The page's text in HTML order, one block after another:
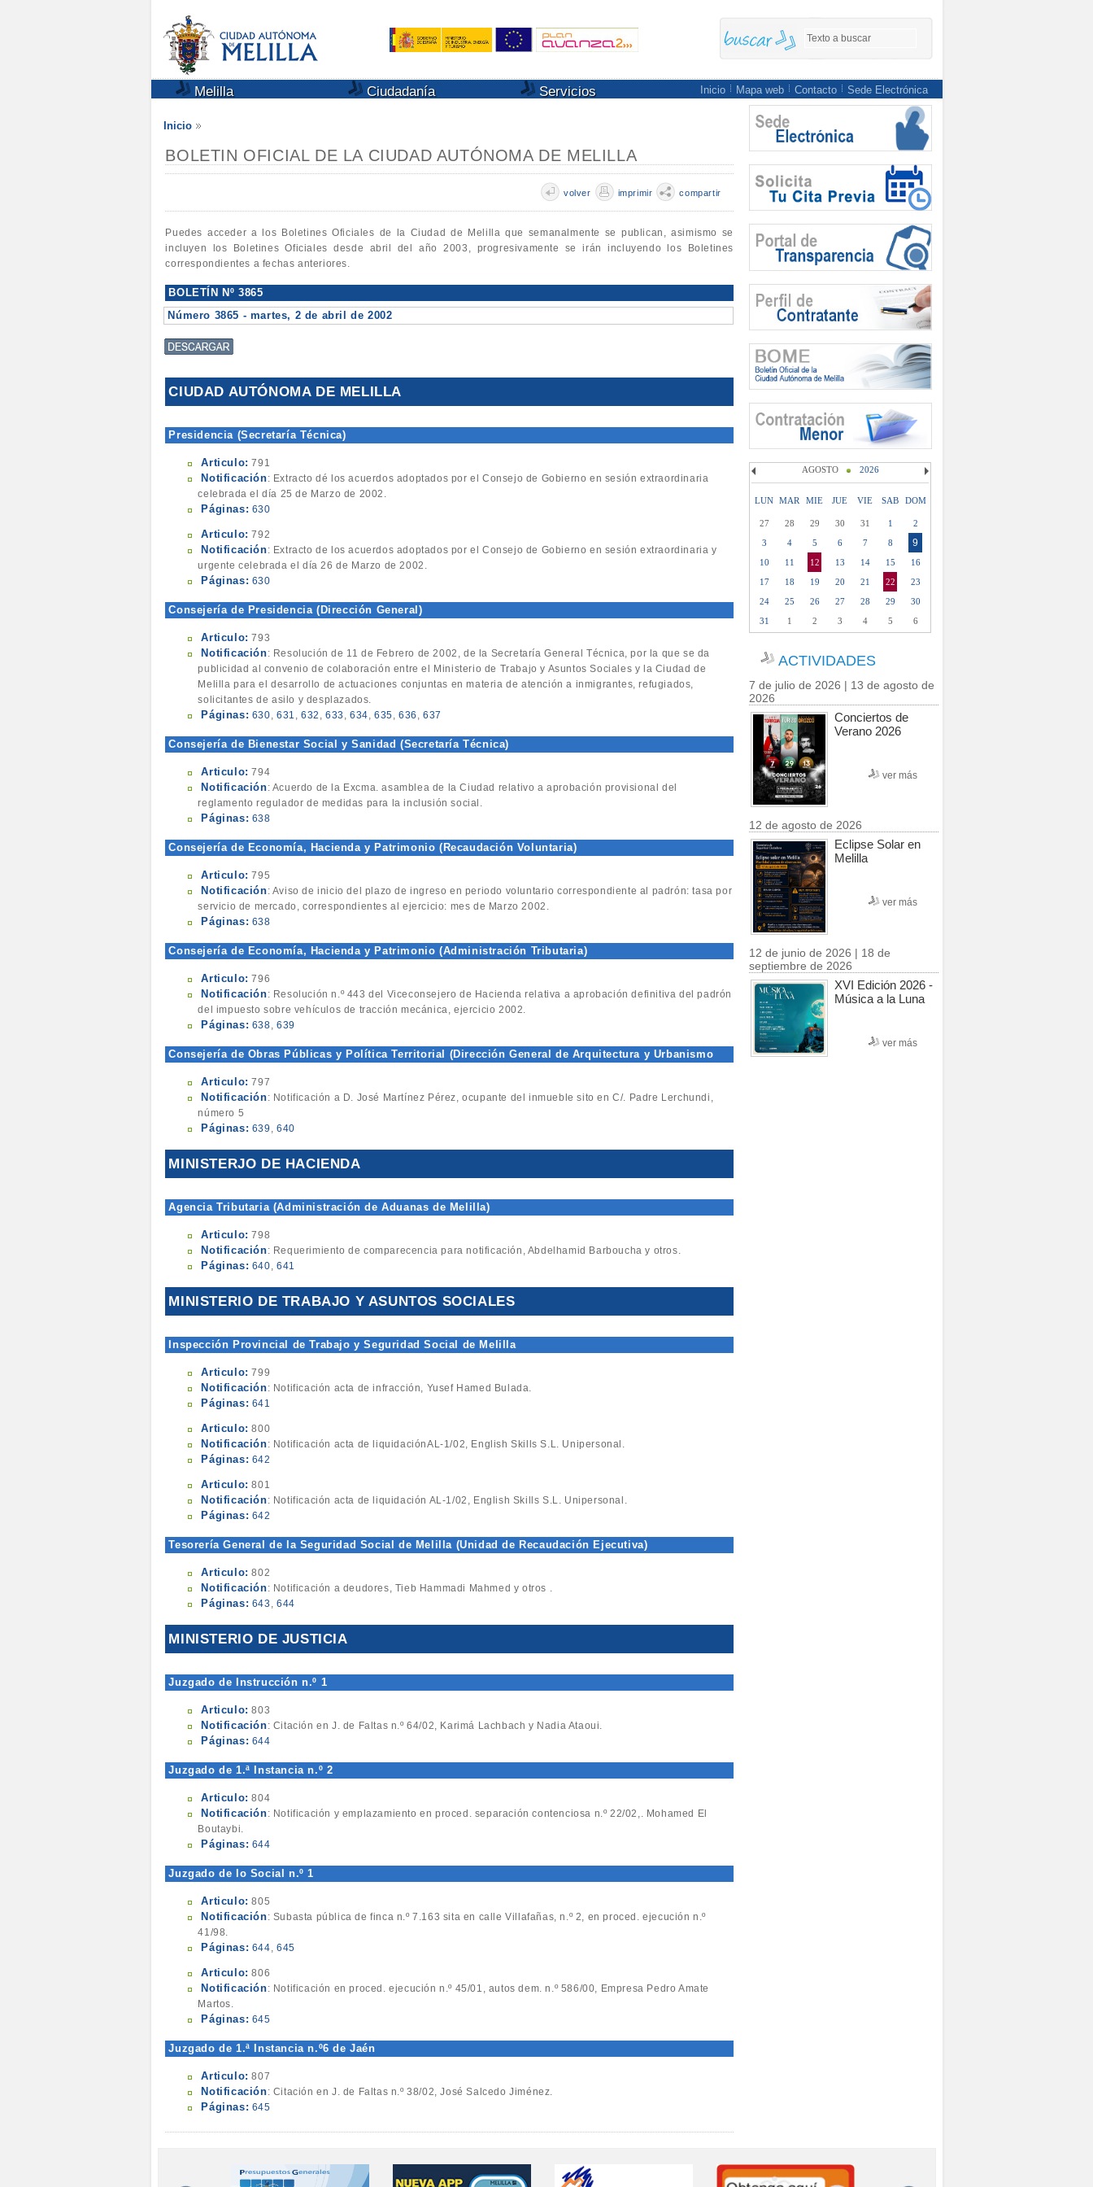
Melilla Ciudadanía Servicios Inicio Mapa web Contacto Sede Electrónica
Inicio
BOLETIN OFICIAL DE LA CIUDAD AUTÓNOMA DE MELILLA
volver imprimir compartir
Puedes acceder a los Boletines Oficiales de la Ciudad de Melilla que semanalmente se publican, asimismo se
incluyen los Boletines Oficiales desde abril del año 2003, progresivamente se irán incluyendo los Boletines
correspondientes a fechas anteriores.
BOLETÍN Nº 3865
Número 3865 - martes, 2 de abril de 2002
CIUDAD AUTÓNOMA DE MELILLA
Presidencia (Secretaría Técnica)
Articulo: 791
Notificación: Extracto dé los acuerdos adoptados por el Consejo de Gobierno en sesión extraordinaria
celebrada el día 25 de Marzo de 2002.
Páginas: 630
Articulo: 792
Notificación: Extracto de los acuerdos adoptados por el Consejo de Gobierno en sesión extraordinaria y
urgente celebrada el día 26 de Marzo de 2002.
Páginas: 630
Consejería de Presidencia (Dirección General)
Articulo: 793
Notificación: Resolución de 11 de Febrero de 2002, de la Secretaría General Técnica, por la que se da
publicidad al convenio de colaboración entre el Ministerio de Trabajo y Asuntos Sociales y la Ciudad de
Melilla para el desarrollo de actuaciones conjuntas en materia de atención a inmigrantes, refugiados,
solicitantes de asilo y desplazados.
Páginas: 630, 631 , 632 , 633 , 634, 635, 636 , 637
Consejería de Bienestar Social y Sanidad (Secretaría Técnica)
Articulo: 794
Notificación: Acuerdo de la Excma. asamblea de la Ciudad relativo a aprobación provisional del
reglamento regulador de medidas para la inclusión social.
Páginas: 638
Consejería de Economía, Hacienda y Patrimonio (Recaudación Voluntaria)
Articulo: 795
Notificación: Aviso de inicio del plazo de ingreso en periodo voluntario correspondiente al padrón: tasa por
servicio de mercado, correspondientes al ejercicio: mes de Marzo 2002.
Páginas: 638
Consejería de Economía, Hacienda y Patrimonio (Administración Tributaria)
Articulo: 796
Notificación: Resolución n.º 443 del Viceconsejero de Hacienda relativa a aprobación definitiva del padrón
del impuesto sobre vehículos de tracción mecánica, ejercicio 2002.
Páginas: 638, 639
Consejería de Obras Públicas y Política Territorial (Dirección General de Arquitectura y Urbanismo
Articulo: 797
Notificación: Notificación a D. José Martínez Pérez, ocupante del inmueble sito en C/. Padre Lerchundi,
número 5
Páginas: 639 , 640
MINISTERJO DE HACIENDA
Agencia Tributaria (Administración de Aduanas de Melilla)
Articulo: 798
Notificación: Requerimiento de comparecencia para notificación, Abdelhamid Barboucha y otros.
Páginas: 640, 641
MINISTERIO DE TRABAJO Y ASUNTOS SOCIALES
Inspección Provincial de Trabajo y Seguridad Social de Melilla
Articulo: 799
Notificación: Notificación acta de infracción, Yusef Hamed Bulada.
Páginas: 641
Articulo: 800
Notificación: Notificación acta de liquidaciónAL-1/02, English Skills S.L. Unipersonal.
Páginas: 642
Articulo: 801
Notificación: Notificación acta de liquidación AL-1/02, English Skills S.L. Unipersonal.
Páginas: 642
Tesorería General de la Seguridad Social de Melilla (Unidad de Recaudación Ejecutiva)
Articulo: 802
Notificación: Notificación a deudores, Tieb Hammadi Mahmed y otros .
Páginas: 643 , 644
MINISTERIO DE JUSTICIA
Juzgado de Instrucción n.º 1
Articulo: 803
Notificación: Citación en J. de Faltas n.º 64/02, Karimá Lachbach y Nadia Ataoui.
Páginas: 644
Juzgado de 1.ª Instancia n.º 2
Articulo: 804
Notificación: Notificación y emplazamiento en proced. separación contenciosa n.º 22/02,. Mohamed El
Boutaybi.
Páginas: 644
Juzgado de lo Social n.º 1
Articulo: 805
Notificación: Subasta pública de finca n.º 7.163 sita en calle Villafañas, n.º 2, en proced. ejecución n.º
41/98.
Páginas: 644, 645
Articulo: 806
Notificación: Notificación en proced. ejecución n.º 45/01, autos dem. n.º 586/00, Empresa Pedro Amate
Martos.
Páginas: 645
Juzgado de 1.ª Instancia n.º6 de Jaén
Articulo: 807
Notificación: Citación en J. de Faltas n.º 38/02, José Salcedo Jiménez.
Páginas: 645
AGOSTO 2026
LUN MAR MIE JUE VIE SAB DOM
27 28 29 30 31 1
2
3
4 5 6 7 8 9
10 11 12 13 14 15
16
17
18 19 20 21 22
23
24
25 26 27 28 29
30
31
1 2 3 4 5 6
ACTIVIDADES
7 de julio de 2026 | 13 de agosto de
2026
Conciertos de
Verano 2026
ver más
12 de agosto de 2026
Eclipse Solar en
Melilla
ver más
12 de junio de 2026 | 18 de
septiembre de 2026
XVI Edición 2026 -
Música a la Luna
ver más